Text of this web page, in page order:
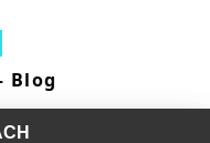
Blog